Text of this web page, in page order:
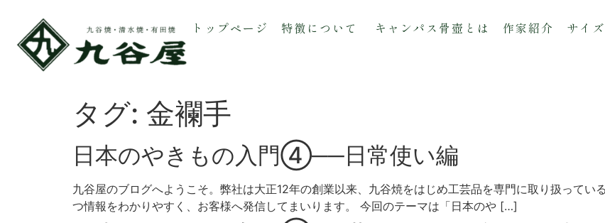
トップページ 特徴について キャンパス骨壺とは 作家紹介 サイ
タグ: 金襴手
日本のやきもの入門④──日常使い編
九谷屋のブログへようこそ。弊社は大正12年の創業以来、九谷焼をはじめ工芸品を専門に取り扱ってい
つ情報をわかりやすく、お客様へ発信してまいります。 今回のテーマは「日本のや […]